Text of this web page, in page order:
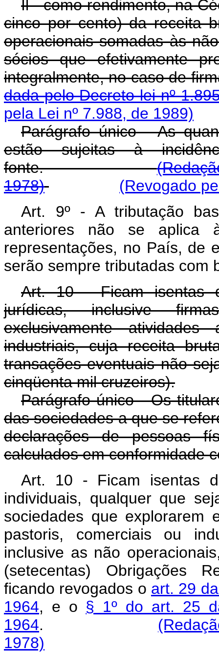
Il - como rendimento, na
cinco por cento) da receita
operacionais somadas às
sócios que efetivamente
integralmente, no
dada pelo Decreto-lei nº
pela Lei nº 7.988, de 1989)
Parágrafo único - As
estão sujeitas à
fonte.
1978)
(Revogado
Art. 9º - A tributação
anteriores não se aplica
representações, no País, de
serão sempre tributadas com
Art. 10 - Ficam isentas
jurídicas, inclusive
exclusivamente
industriais, cuja receita
transações eventuais não
cinqüenta mil cruzeiros).
Parágrafo único - Os
das sociedades a que se
declarações de pessoas
calculados em conformidade
Art. 10 - Ficam isentas
individuais, qualquer que
sociedades que explorarem
pastoris, comerciais ou
inclusive as não
(setecentas) Obrigações
ficando revogados o art. 29
1964, e o § 1º do art. 25
1964.
1978)